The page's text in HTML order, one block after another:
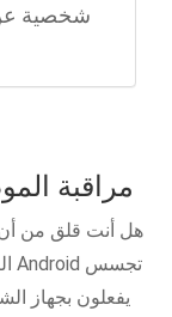
شخصية عن
مراقبة
هل أنت قلق من
يفعلون بجهاز